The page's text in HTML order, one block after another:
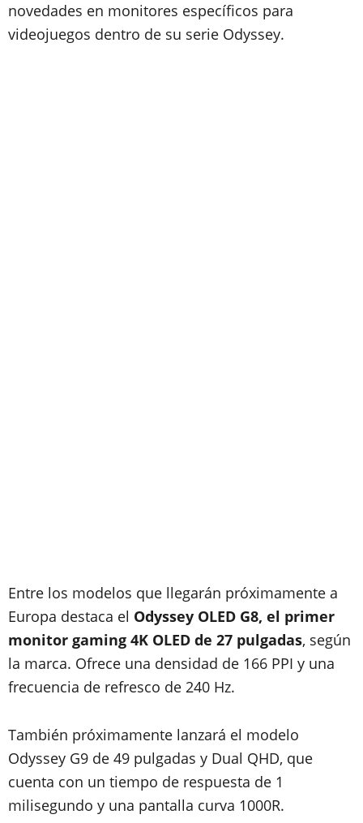
novedades en monitores específicos para
videojuegos dentro de su serie Odyssey.
Entre los modelos que llegarán próximamente a
Europa destaca el Odyssey OLED G8, el primer
monitor gaming 4K OLED de 27 pulgadas, según
la marca. Ofrece una densidad de 166 PPI y una
frecuencia de refresco de 240 Hz.
También próximamente lanzará el modelo
Odyssey G9 de 49 pulgadas y Dual QHD, que
cuenta con un tiempo de respuesta de 1
milisegundo y una pantalla curva 1000R.